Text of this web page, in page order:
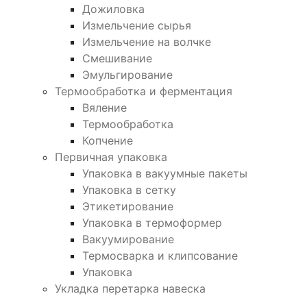
Дожиловка
Измельчение сырья
Измельчение на волчке
Смешивание
Эмульгирование
Термообработка и ферментация
Вяление
Термообработка
Копчение
Первичная упаковка
Упаковка в вакуумные пакеты
Упаковка в сетку
Этикетирование
Упаковка в термоформер
Вакуумирование
Термосварка и клипсование
Упаковка
Укладка перетарка навеска